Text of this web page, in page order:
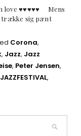
love ♥︎♥︎♥︎♥︎♥︎ Mens
trække sig pænt
Corona,
, Jazz, Jazz
, Peter Jensen,
,